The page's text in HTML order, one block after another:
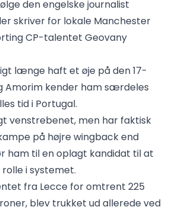
den engelske journalist
skriver for lokale Manchester
CP-talentet Geovany
længe haft et øje på den 17-
Amorim kender ham særdeles
tid i Portugal.
venstrebenet, men har faktisk
på højre wingback end
ham til en oplagt kandidat til at
i systemet.
fra Lecce for omtrent 225
blev trukket ud allerede ved